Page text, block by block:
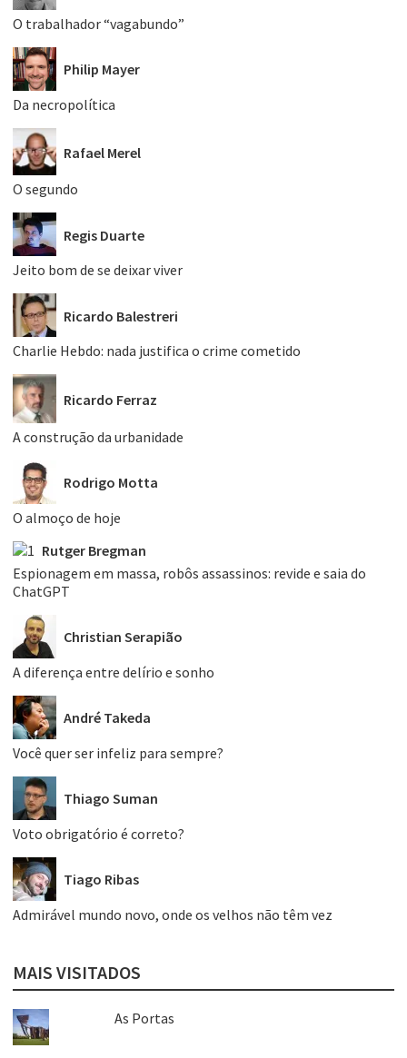
O trabalhador “vagabundo”
Philip Mayer
Da necropolítica
Rafael Merel
O segundo
Regis Duarte
Jeito bom de se deixar viver
Ricardo Balestreri
Charlie Hebdo: nada justifica o crime cometido
Ricardo Ferraz
A construção da urbanidade
Rodrigo Motta
O almoço de hoje
Rutger Bregman
Espionagem em massa, robôs assassinos: revide e saia do
ChatGPT
Christian Serapião
A diferença entre delírio e sonho
André Takeda
Você quer ser infeliz para sempre?
Thiago Suman
Voto obrigatório é correto?
Tiago Ribas
Admirável mundo novo, onde os velhos não têm vez
MAIS VISITADOS
As Portas